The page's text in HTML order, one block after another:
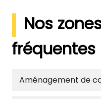
Nos
fréquentes
Aménagement de